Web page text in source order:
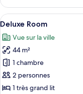
de
chambre :
Chambre
le
type
de
Chambre
Afficher
toutes
les
photos
pour
ce
type
6
Deluxe Room
Vue sur la ville
44 m²
1 chambre
2 personnes
1 très grand lit